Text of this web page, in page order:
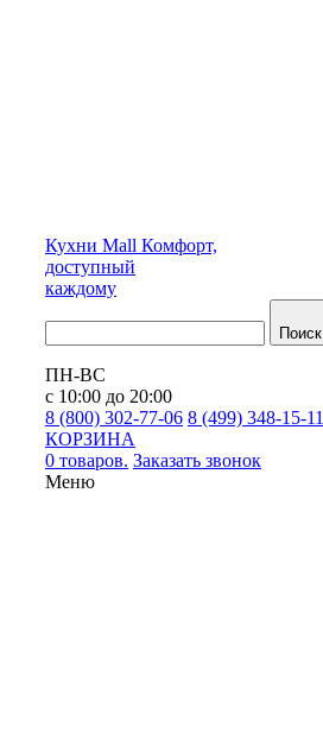
Кухни Mall Комфорт,
доступный
каждому
Поиск
ПН-ВС
с 10:00 до 20:00
8 (800) 302-77-06 8 (499) 348-15-11
КОРЗИНА
0 товаров. Заказать звонок
Меню